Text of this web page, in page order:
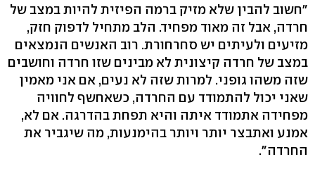
"חשוב להבין שלא מזיק ברמה הפיזית להיות במצב של
חרדה, אבל זה מאוד מפחיד. הלב מתחיל לדפוק חזק,
מזיעים ולעיתים יש סחרחורת. רוב האנשים הנמצאים
במצב של חרדה קיצונית לא מבינים שזו חרדה וחושבים
שזה משהו גופני. למרות שזה לא נעים, אם אני מאמין
שאני יכול להתמודד עם החרדה, כשאחשף לחוויה
מפחידה אתמודד איתה והיא תפחת בהדרגה. אם לא,
אמנע ואתבצר יותר ויותר בהימנעות, מה שיגביר את
החרדה".